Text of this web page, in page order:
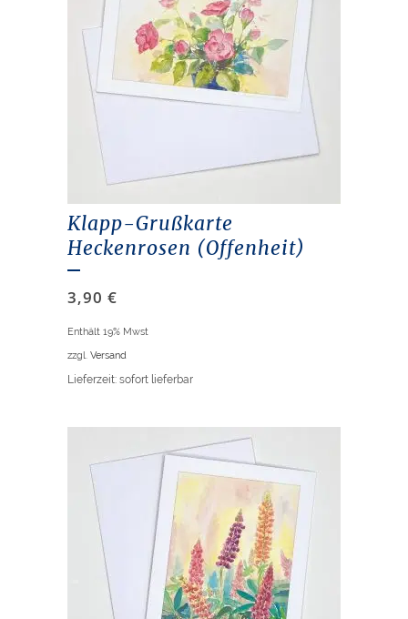
Klapp-Grußkarte
Heckenrosen (Offenheit)
3,90 €
Enthält 19% Mwst
zzgl. Versand
Lieferzeit: sofort lieferbar